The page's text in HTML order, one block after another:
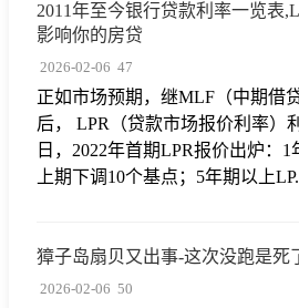
2011年至今银行贷款利率一览表
影响你的房贷
2026-02-06 47
正如市场预期，继MLF（中期借
后， LPR（贷款市场报价利率）
日，2022年首期LPR报价出炉：1
上期下调10个基点；5年期以上
獐子岛扇贝又出事-这次没跑是死
2026-02-06 50